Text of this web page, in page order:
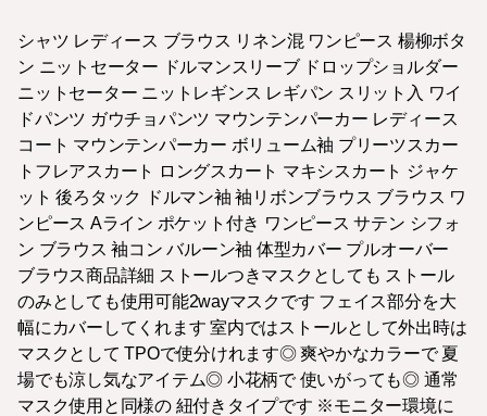
シャツ レディース ブラウス リネン混 ワンピース 楊柳ボタ
ン ニットセーター ドルマンスリーブ ドロップショルダー
ニットセーター ニットレギンス レギパン スリット入 ワイ
ドパンツ ガウチョパンツ マウンテンパーカー レディース
コート マウンテンパーカー ボリューム袖 プリーツスカー
トフレアスカート ロングスカート マキシスカート ジャケ
ット 後ろタック ドルマン袖 袖リボンブラウス ブラウス ワ
ンピース Aライン ポケット付き ワンピース サテン シフォ
ン ブラウス 袖コン バルーン袖 体型カバー プルオーバー
ブラウス商品詳細 ストールつきマスクとしても ストール
のみとしても使用可能2wayマスクです フェイス部分を大
幅にカバーしてくれます 室内ではストールとして外出時は
マスクとして TPOで使分けれます◎ 爽やかなカラーで 夏
場でも涼し気なアイテム◎ 小花柄で 使いがっても◎ 通常
マスク使用と同様の 紐付きタイプです ※モニター環境に